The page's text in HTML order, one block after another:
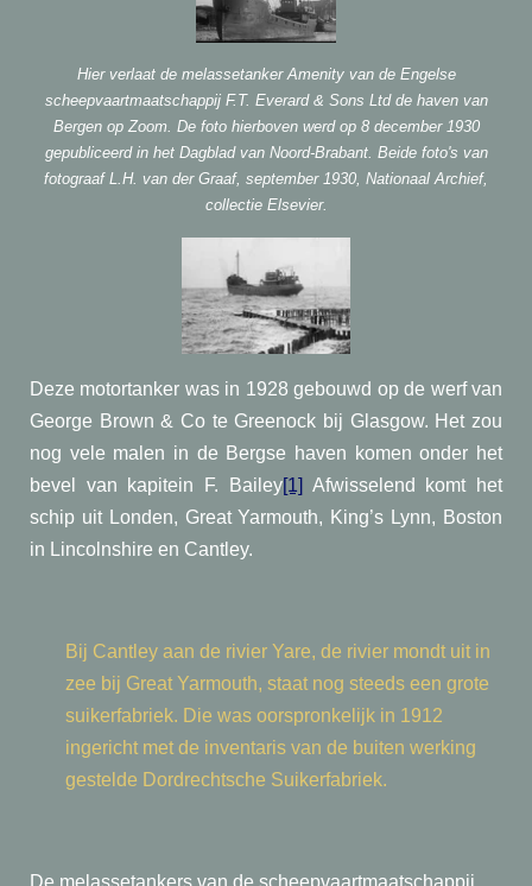
Hier verlaat de melassetanker Amenity van de Engelse
scheepvaartmaatschappij F.T. Everard & Sons Ltd de haven van
Bergen op Zoom. De foto hierboven werd op 8 december 1930
gepubliceerd in het Dagblad van Noord-Brabant. Beide foto's van
fotograaf L.H. van der Graaf, september 1930, Nationaal Archief,
collectie Elsevier.
Deze motortanker was in 1928 gebouwd op de werf van
George Brown & Co te Greenock bij Glasgow. Het zou
nog vele malen in de Bergse haven komen onder het
bevel van kapitein F. Bailey[1] Afwisselend komt het
schip uit Londen, Great Yarmouth, King’s Lynn, Boston
in Lincolnshire en Cantley.
Bij Cantley aan de rivier Yare, de rivier mondt uit in
zee bij Great Yarmouth, staat nog steeds een grote
suikerfabriek. Die was oorspronkelijk in 1912
ingericht met de inventaris van de buiten werking
gestelde Dordrechtsche Suikerfabriek.
De melassetankers van de scheepvaartmaatschappij